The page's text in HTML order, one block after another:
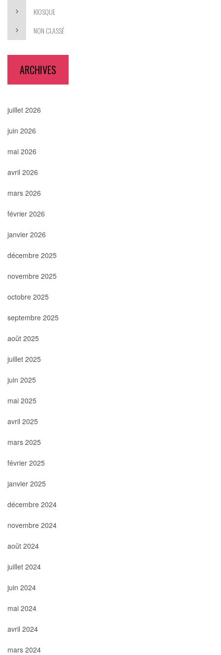
KIOSQUE
NON CLASSÉ
ARCHIVES
juillet 2026
juin 2026
mai 2026
avril 2026
mars 2026
février 2026
janvier 2026
décembre 2025
novembre 2025
octobre 2025
septembre 2025
août 2025
juillet 2025
juin 2025
mai 2025
avril 2025
mars 2025
février 2025
janvier 2025
décembre 2024
novembre 2024
août 2024
juillet 2024
juin 2024
mai 2024
avril 2024
mars 2024